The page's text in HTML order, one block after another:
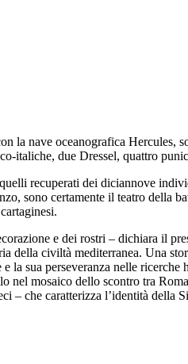
la nave oceanografica
italiche, due Dressel, quattro
recuperati dei diciannove
sono certamente il teatro della
e dei rostri – dichiara il
della civiltà mediterranea. Una
la sua perseveranza nelle
nel mosaico dello scontro tra
– che caratterizza l’identità